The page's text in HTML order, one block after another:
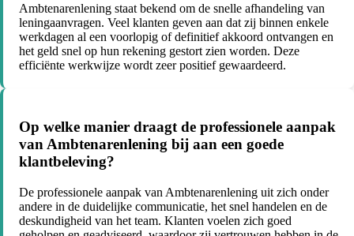
Ambtenarenlening staat bekend om de snelle afhandeling van
leningaanvragen. Veel klanten geven aan dat zij binnen enkele
werkdagen al een voorlopig of definitief akkoord ontvangen en
het geld snel op hun rekening gestort zien worden. Deze
efficiënte werkwijze wordt zeer positief gewaardeerd.
Op welke manier draagt de professionele aanpak
van Ambtenarenlening bij aan een goede
klantbeleving?
De professionele aanpak van Ambtenarenlening uit zich onder
andere in de duidelijke communicatie, het snel handelen en de
deskundigheid van het team. Klanten voelen zich goed